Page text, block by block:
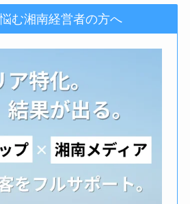
む湘南経営者の方へ